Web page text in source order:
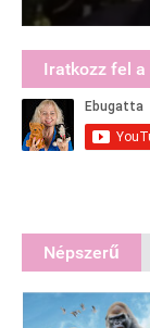
Iratkozz fel
Népszerű